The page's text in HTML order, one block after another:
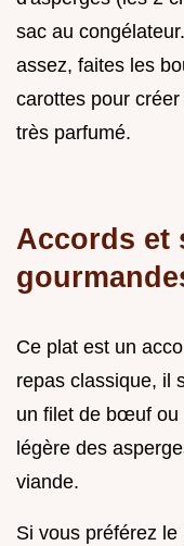
sac au
assez, faites les
carottes pour
très parfumé.
Accords et
Ce plat est un
repas classique, il
un filet de bœuf ou
légère des
viande.
Si vous préférez